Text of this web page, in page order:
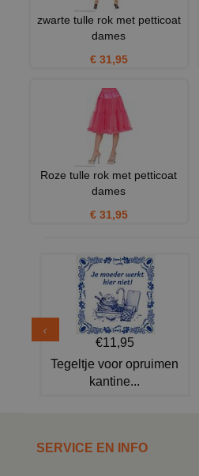
zwarte tulle rok met petticoat
dames
€ 31,95
Roze tulle rok met petticoat
dames
€ 31,95
€11,95
Tegeltje voor opruimen
kantine...
SERVICE EN INFO